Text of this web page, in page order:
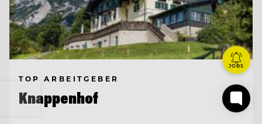
TOP ARBEITGEBER
Knappenhof
JOBS